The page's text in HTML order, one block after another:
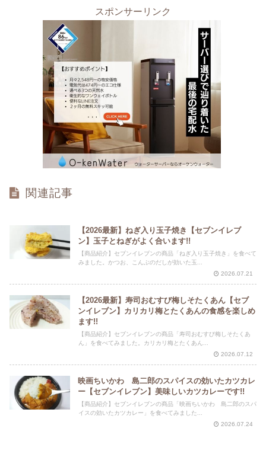
スポンサーリンク
関連記事
【2026最新】ねぎ入り玉子焼き【セブンイレブ
ン】玉子とねぎがよく合います!!
【商品紹介】セブンイレブンの商品「ねぎ入り玉子焼き」を食べて
みました。かつお、こんぶのだしが効いた玉...
2026.07.21
【2026最新】寿司おむすび梅しそたくあん【セブ
ンイレブン】カリカリ梅とたくあんの食感を楽しめ
ます!!
【商品紹介】セブンイレブンの商品「寿司おむすび梅しそたくあ
ん」を食べてみました。カリカリ梅とたくあん...
2026.07.12
映画ちいかわ 島二郎のスパイスの効いたカツカレ
ー【セブンイレブン】美味しいカツカレーです!!
【商品紹介】セブンイレブンの商品「映画ちいかわ 島二郎のスパ
イスの効いたカツカレー」を食べてみました...
2026.07.24